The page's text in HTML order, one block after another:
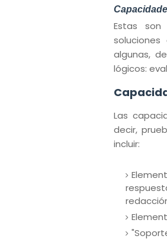
Estas
algunas,
lógicos:
Las
decir,
incluir: